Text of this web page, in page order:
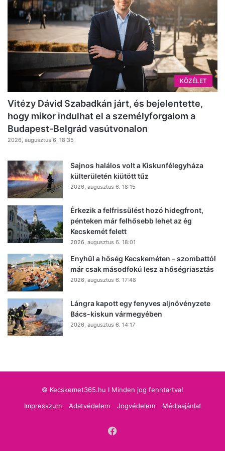
KÖZÉLET
Vitézy Dávid Szabadkán járt, és bejelentette,
hogy mikor indulhat el a személyforgalom a
Budapest-Belgrád vasútvonalon
2026, augusztus 6. 18:35
Sajnos halálos volt a Kiskunfélegyháza
külterületén kiütött tűz
2026, augusztus 6. 18:15
Érkezik a felfrissülést hozó hidegfront,
pénteken már felhősebb lehet az ég
Kecskemét felett
2026, augusztus 6. 18:01
Enyhül a hőség Kecskeméten – szombattól
már csak másodfokú lesz a hőségriasztás
2026, augusztus 6. 17:48
Lángra kapott egy fenyves aljnövényzete
Bács-kiskun vármegyében
2026, augusztus 6. 14:17
© Kecskemet365.hu I Minden jog fenntartva!
Impresszum
Adatvédelem Jogvédelem Médiaajánlat
Facebook